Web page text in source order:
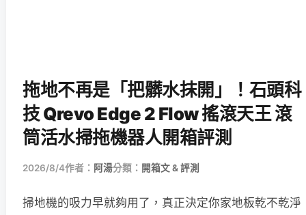
拖地不再是「把髒水抹開」！石頭科
技 Qrevo Edge 2 Flow 搖滾天王 滾
筒活水掃拖機器人開箱評測
2026/8/4作者： 阿湯分類： 開箱文 & 評測
掃地機的吸力早就夠用了，真正決定你家地板乾不乾淨